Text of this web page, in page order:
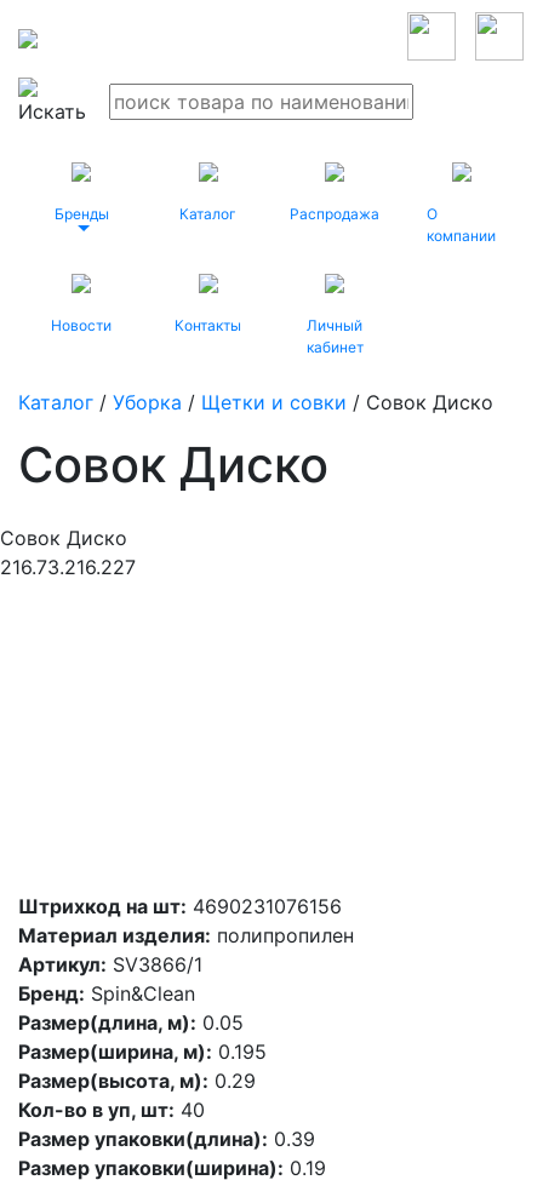
Бренды Каталог Распродажа
О
компании
Новости Контакты
Личный
кабинет
Каталог / Уборка / Щетки и совки / Совок Диско
Совок Диско
Совок Диско
216.73.216.227
Штрихкод на шт: 4690231076156
Материал изделия: полипропилен
Артикул: SV3866/1
Бренд: Spin&Clean
Размер(длина, м): 0.05
Размер(ширина, м): 0.195
Размер(высота, м): 0.29
Кол-во в уп, шт: 40
Размер упаковки(длина): 0.39
Размер упаковки(ширина): 0.19